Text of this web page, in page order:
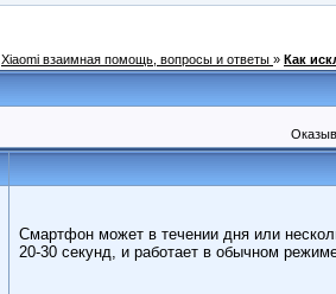
Xiaomi взаимная помощь, вопросы и ответы » Как
Смартфон может в течении дня или
20-30 секунд, и работает в обычном